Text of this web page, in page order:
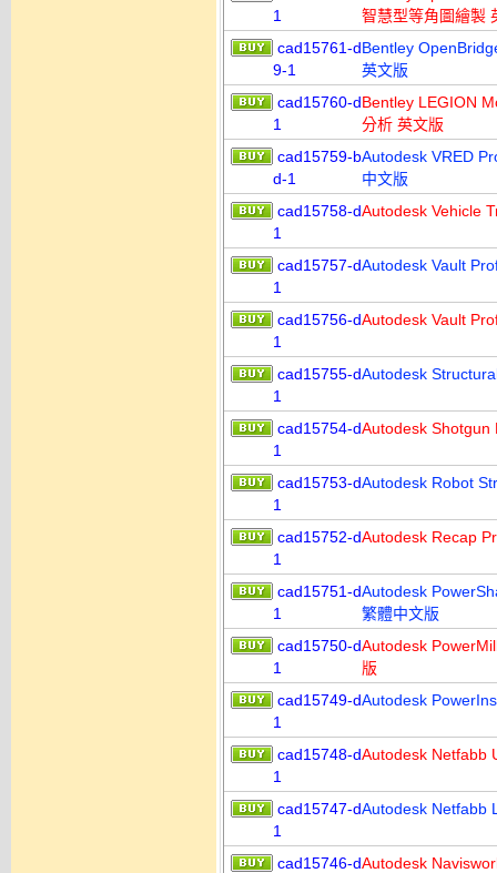
1
智慧型等角圖繪製
cad15761-d
9-1
Bentley
英文版
cad15760-d
1
Bentley LEGION
分析 英文版
cad15759-b
d-1
Autodesk VRED
中文版
cad15758-d
1
Autodesk Vehicle
cad15757-d
1
Autodesk Vault
cad15756-d
1
Autodesk Vault
cad15755-d
1
Autodesk
cad15754-d
1
Autodesk Shotgun
cad15753-d
1
Autodesk Robot
cad15752-d
1
Autodesk Recap
cad15751-d
1
Autodesk
繁體中文版
cad15750-d
1
Autodesk
版
cad15749-d
1
Autodesk
cad15748-d
1
Autodesk Netfabb
cad15747-d
1
Autodesk Netfabb
cad15746-dAutodesk